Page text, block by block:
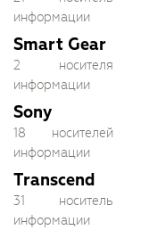
информации
Smart Gear
2 носителя
информации
Sony
18 носителей
информации
Transcend
31 носитель
информации